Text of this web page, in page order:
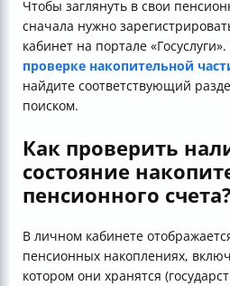
Чтобы заглянуть в свои
сначала нужно
кабинет на портале
проверке накопительной
найдите соответствующий
поиском.
Как проверить
состояние
пенсионного счета?
В личном кабинете
пенсионных накоплениях,
котором они хранятся